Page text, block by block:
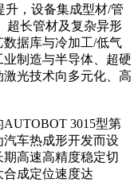
升，设备集成型材/管
超长管材及复杂异形
据库与冷加工/低气
制造与半导体、超硬
光技术向多元化、高
3015型第
车热成形开发而设
高速高精度稳定切
成定位速度达